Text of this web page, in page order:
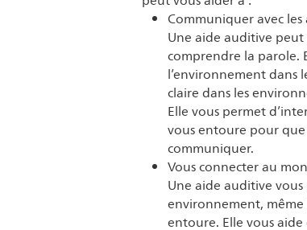
Communiquer avec les
Une aide auditive
comprendre la parole.
l’environnement dans
claire dans les
Elle vous permet
vous entoure pour que
communiquer.
Vous connecter au
Une aide auditive
environnement, même
entoure. Elle vous